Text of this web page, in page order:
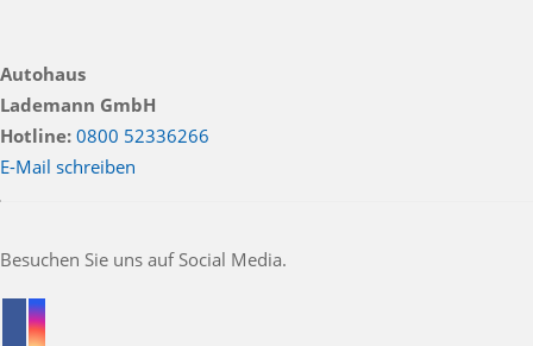
Autohaus
Lademann GmbH
Hotline: 0800 52336266
E-Mail schreiben
Besuchen Sie uns auf Social Media.